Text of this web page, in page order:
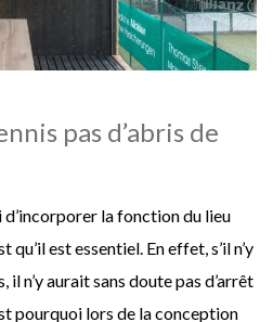
pas d’abris de
la fonction du lieu
qu’il est essentiel. En effet, s’il n’y
il n’y aurait sans doute pas d’arrêt
pourquoi lors de la conception